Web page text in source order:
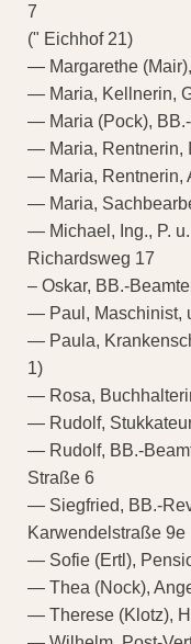
7
(" Eichhof 21)
— Margarethe
— Maria, Kellnerin,
— Maria (Pock),
— Maria, Rentnerin,
— Maria, Rentnerin,
— Maria,
— Michael, Ing., P.
Richardsweg 17
– Oskar, BB.-
— Paul, Maschinist,
— Paula,
1)
— Rosa,
— Rudolf,
— Rudolf, BB.-
Straße 6
— Siegfried, BB.-
Karwendelstraße 9e
— Sofie (Ertl),
— Thea (Nock),
— Therese (Klotz),